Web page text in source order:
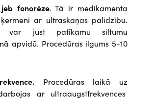
fonorēze. Tā ir medikamenta
ar ultraskaņas palīdzību.
var just patīkamu siltumu
apvidū. Procedūras ilgums 5-10
Procedūras laikā uz
ar ultraaugstfrekvences